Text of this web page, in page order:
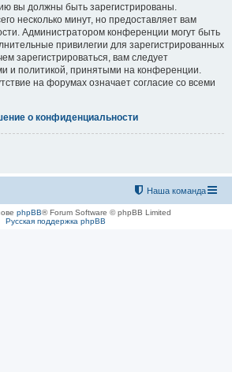
вы должны быть зарегистрированы.
несколько минут, но предоставляет вам
Администратором конференции могут быть
привилегии для зарегистрированных
зарегистрироваться, вам следует
и политикой, принятыми на конференции.
на форумах означает согласие со всеми
о конфиденциальности
Наша команда
phpBB® Forum Software © phpBB Limited
Русская поддержка phpBB